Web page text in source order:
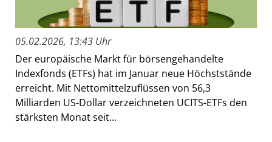
05.02.2026, 13:43 Uhr
Der europäische Markt für börsengehandelte
Indexfonds (ETFs) hat im Januar neue Höchststände
erreicht. Mit Nettomittelzuflüssen von 56,3
Milliarden US-Dollar verzeichneten UCITS-ETFs den
stärksten Monat seit...